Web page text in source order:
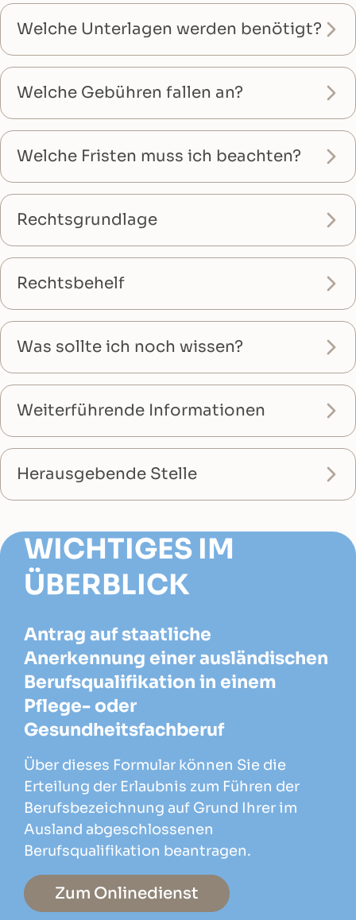
Welche Unterlagen werden benötigt?
Welche Gebühren fallen an?
Welche Fristen muss ich beachten?
Rechtsgrundlage
Rechtsbehelf
Was sollte ich noch wissen?
Weiterführende Informationen
Herausgebende Stelle
WICHTIGES IM
ÜBERBLICK
Antrag auf staatliche
Anerkennung einer ausländischen
Berufsqualifikation in einem
Pflege- oder
Gesundheitsfachberuf
Über dieses Formular können Sie die
Erteilung der Erlaubnis zum Führen der
Berufsbezeichnung auf Grund Ihrer im
Ausland abgeschlossenen
Berufsqualifikation beantragen.
Zum Onlinedienst